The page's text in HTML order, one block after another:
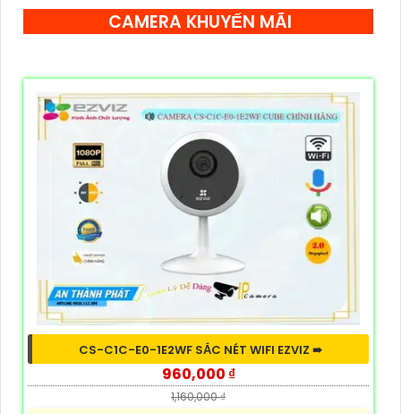
CAMERA KHUYẾN MÃI
CS-C1C-E0-1E2WF SẮC NÉT WIFI EZVIZ ➠
960,000 ₫
1,160,000 ₫